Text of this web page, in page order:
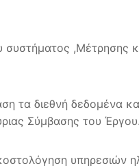
διεθνή δεδομένα
Σύμβασης του Έργου.